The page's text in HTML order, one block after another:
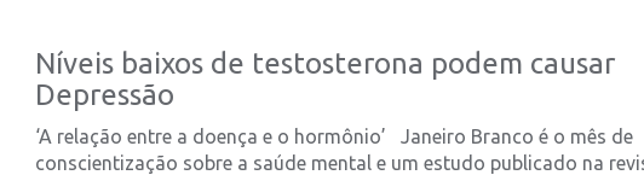
Níveis baixos de testosterona podem causar
Depressão
‘A relação entre a doença e o hormônio’ Janeiro Branco é o mês de
conscientização sobre a saúde mental e um estudo publicado na